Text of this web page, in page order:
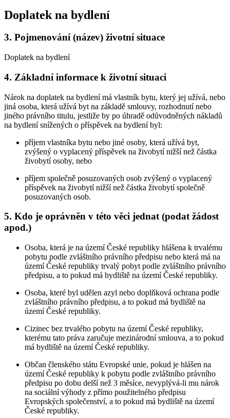
Doplatek na bydlení
3. Pojmenování (název) životní situace
Doplatek na bydlení
4. Základní informace k životní situaci
Nárok na doplatek na bydlení má vlastník bytu, který jej užívá, nebo
jiná osoba, která užívá byt na základě smlouvy, rozhodnutí nebo
jiného právního titulu, jestliže by po úhradě odůvodněných nákladů
na bydlení snížených o příspěvek na bydlení byl:
příjem vlastníka bytu nebo jiné osoby, která užívá byt,
zvýšený o vyplacený příspěvek na živobytí nižší než částka
živobytí osoby, nebo
příjem společně posuzovaných osob zvýšený o vyplacený
příspěvek na živobytí nižší než částka živobytí společně
posuzovaných osob.
5. Kdo je oprávněn v této věci jednat (podat žádost
apod.)
Osoba, která je na území České republiky hlášena k trvalému
pobytu podle zvláštního právního předpisu nebo která má na
území České republiky trvalý pobyt podle zvláštního právního
předpisu, a to pokud má bydliště na území České republiky.
Osoba, které byl udělen azyl nebo doplňková ochrana podle
zvláštního právního předpisu, a to pokud má bydliště na
území České republiky.
Cizinec bez trvalého pobytu na území České republiky,
kterému tato práva zaručuje mezinárodní smlouva, a to pokud
má bydliště na území České republiky.
Občan členského státu Evropské unie, pokud je hlášen na
území České republiky k pobytu podle zvláštního právního
předpisu po dobu delší než 3 měsíce, nevyplývá-li mu nárok
na sociální výhody z přímo použitelného předpisu
Evropských společenství, a to pokud má bydliště na území
České republiky.